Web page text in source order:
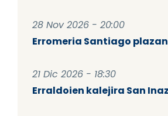
28 Nov 2026 - 20:00
Erromeria Santiago plazan
21 Dic 2026 - 18:30
Erraldoien kalejira San